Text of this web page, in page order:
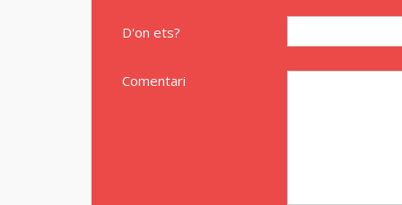
D'on ets?
Comentari